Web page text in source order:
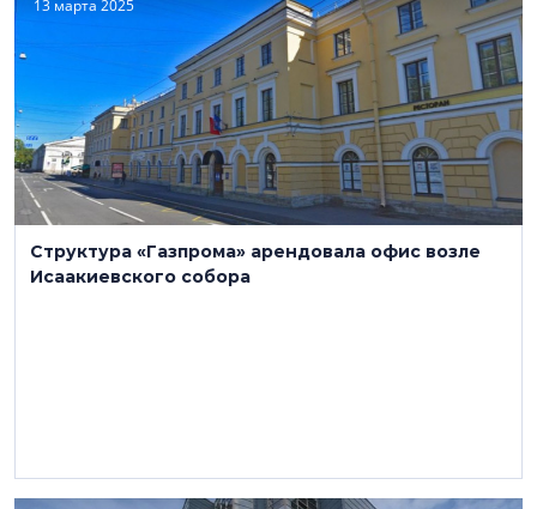
13 марта 2025
Структура «Газпрома» арендовала офис возле
Исаакиевского собора